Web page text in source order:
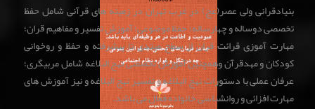
بنیادقرانی ولی عصر(عج) در غرب تهران در زمینه های قرآنی شامل حفظ
تخصصی دوساله و چهارساله؛ حفظ موضوعی؛ آموزش تفسیر و مفاهیم قران؛
مهارت آموزی قرائت قران از سطح مبتدی تا پیشرفته و حفظ و روخوانی
کودکان و مهدقرآن وهمچنین آموزش تخصصی نهج البلاغه شامل مربیگری؛
عرفان عملی با دستورات نهج البلاغه و تفسیر نهج البلاغه و نیز آموزش های
مهارت افزائی و روانشناسی خانواده فعال می باشد.